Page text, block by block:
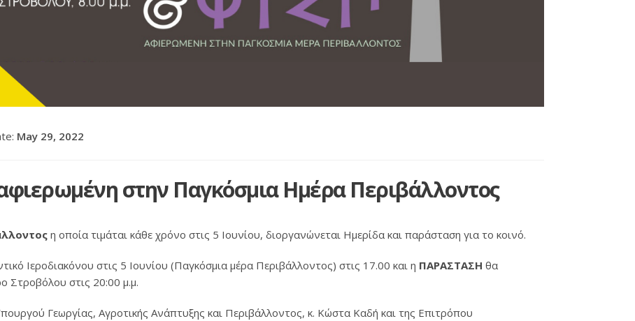
May 29, 2022
στην Παγκόσμια Ημέρα Περιβάλλοντος
η οποία τιμάται κάθε χρόνο στις 5 Ιουνίου, διοργανώνεται Ημερίδα και παράσταση για το κοινό.
Ιεροδιακόνου στις 5 Ιουνίου (Παγκόσμια μέρα Περιβάλλοντος) στις 17.00 και η ΠΑΡΑΣΤΑΣΗ θα
Στροβόλου στις 20:00 μ.μ.
Γεωργίας, Αγροτικής Ανάπτυξης και Περιβάλλοντος, κ. Κώστα Καδή και της Επιτρόπου